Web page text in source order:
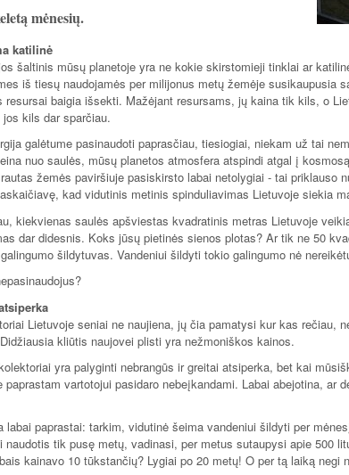
mėnesių.
katilinė
šaltinis mūsų planetoje yra ne kokie skirstomieji tinklai ar
iš tiesų naudojamės per milijonus metų žemėje susikaupusia
baigia išsekti. Mažėjant resursams, jų kaina tik kils, o
kils dar sparčiau.
galėtume pasinaudoti paprasčiau, tiesiogiai, niekam už tai
nuo saulės, mūsų planetos atmosfera atspindi atgal į
žemės paviršiuje pasiskirsto labai netolygiai - tai priklauso
kad vidutinis metinis spinduliavimas Lietuvoje siekia
kiekvienas saulės apšviestas kvadratinis metras Lietuvoje
dar didesnis. Koks jūsų pietinės sienos plotas? Ar tik ne 50
šildytuvas. Vandeniui šildyti tokio galingumo nė
Lietuvoje seniai ne naujiena, jų čia pamatysi kur kas rečiau,
kliūtis naujovei plisti yra nežmoniškos kainos.
yra palyginti nebrangūs ir greitai atsiperka, bet kai
paprastam vartotojui pasidaro nebeįkandami. Labai abejotina, ar
labai paprastai: tarkim, vidutinė šeima vandeniui šildyti per
naudotis tik pusę metų, vadinasi, per metus sutaupysi apie 500
kainavo 10 tūkstančių? Lygiai po 20 metų! O per tą laiką negi